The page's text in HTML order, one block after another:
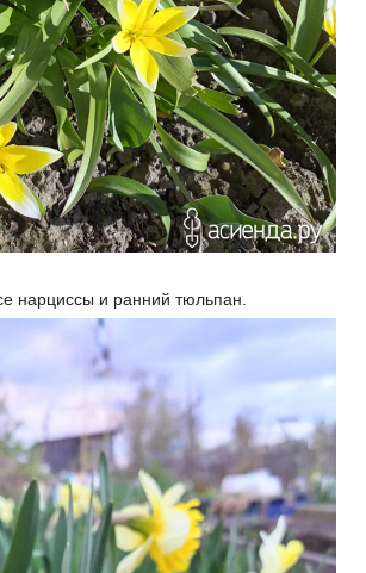
нарциссы и ранний тюльпан.